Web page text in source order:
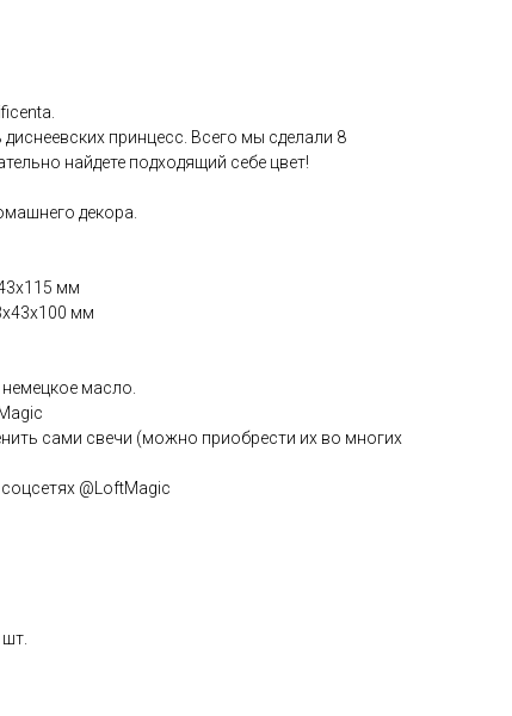
принцесс. Всего мы сделали 8
найдете подходящий себе цвет!
декора.
мм
мм
немецкое масло.
сами свечи (можно приобрести их во многих
@LoftMagic